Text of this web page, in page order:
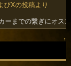
びXの投稿より
ーまでの繋ぎにオス
↑